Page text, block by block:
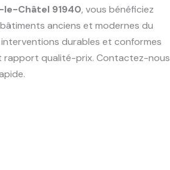
Châtel 91940, vous bénéficiez
anciens et modernes du
durables et conformes
rapport qualité-prix. Contactez-nous